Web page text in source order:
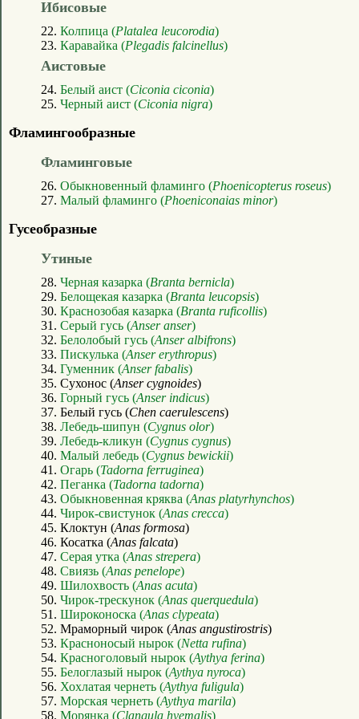
Ибисовые
22. Колпица (Platalea leucorodia)
23. Каравайка (Plegadis falcinellus)
Аистовые
24. Белый аист (Ciconia ciconia)
25. Черный аист (Ciconia nigra)
Фламингообразные
Фламинговые
26. Обыкновенный фламинго (Phoenicopterus roseus)
27. Малый фламинго (Phoeniconaias minor)
Гусеобразные
Утиные
28. Черная казарка (Branta bernicla)
29. Белощекая казарка (Branta leucopsis)
30. Краснозобая казарка (Branta ruficollis)
31. Серый гусь (Anser anser)
32. Белолобый гусь (Anser albifrons)
33. Пискулька (Anser erythropus)
34. Гуменник (Anser fabalis)
35. Сухонос (Anser cygnoides)
36. Горный гусь (Anser indicus)
37. Белый гусь (Chen caerulescens)
38. Лебедь-шипун (Cygnus olor)
39. Лебедь-кликун (Cygnus cygnus)
40. Малый лебедь (Cygnus bewickii)
41. Огарь (Tadorna ferruginea)
42. Пеганка (Tadorna tadorna)
43. Обыкновенная кряква (Anas platyrhynchos)
44. Чирок-свистунок (Anas crecca)
45. Клоктун (Anas formosa)
46. Косатка (Anas falcata)
47. Серая утка (Anas strepera)
48. Свиязь (Anas penelope)
49. Шилохвость (Anas acuta)
50. Чирок-трескунок (Anas querquedula)
51. Широконоска (Anas clypeata)
52. Мраморный чирок (Anas angustirostris)
53. Красноносый нырок (Netta rufina)
54. Красноголовый нырок (Aythya ferina)
55. Белоглазый нырок (Aythya nyroca)
56. Хохлатая чернеть (Aythya fuligula)
57. Морская чернеть (Aythya marila)
58. Морянка (Clangula hyemalis)